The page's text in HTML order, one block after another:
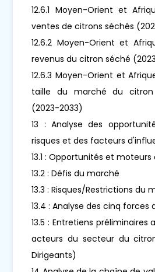
12.6.1 Moyen-Orient et
ventes de citrons séchés
12.6.2 Moyen-Orient et
revenus du citron séché
12.6.3 Moyen-Orient et
taille du marché du
(2023-2033)
13 : Analyse des
risques et des facteurs
13.1 : Opportunités et
13.2 : Défis du marché
13.3 : Risques/Restrictions du
13.4 : Analyse des cinq forces
13.5 : Entretiens préliminaires
acteurs du secteur du
Dirigeants)